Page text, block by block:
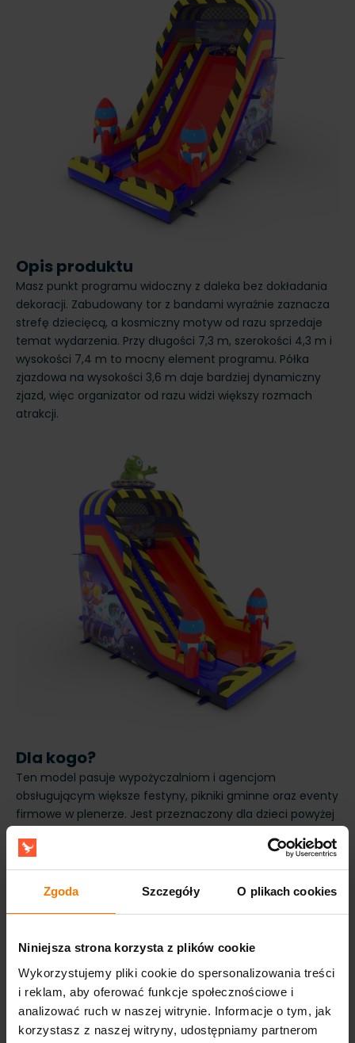
Zgoda Szczegóły O plikach cookies
Niniejsza strona korzysta z plików cookie
Wykorzystujemy pliki cookie do spersonalizowania treści
i reklam, aby oferować funkcje społecznościowe i
analizować ruch w naszej witrynie. Informacje o tym, jak
korzystasz z naszej witryny, udostępniamy partnerom
Opis produktu
Masz punkt programu widoczny z daleka bez dokładania
dekoracji. Zabudowany tor z bandami wyraźnie zaznacza
strefę dziecięcą, a kosmiczny motyw od razu sprzedaje
temat wydarzenia. Przy długości 7,3 m, szerokości 4,3 m i
wysokości 7,4 m to mocny element programu. Półka
zjazdowa na wysokości 3,6 m daje bardziej dynamiczny
zjazd, więc organizator od razu widzi większy rozmach
atrakcji.
Dla kogo?
Ten model pasuje wypożyczalniom i agencjom
obsługującym większe festyny, pikniki gminne oraz eventy
firmowe w plenerze. Jest przeznaczony dla dzieci powyżej
pełnowymiarowej zjeżdżalni z czytelnym torem zjazdu.
Zgodność z normą EN14960 ułatwia formalności przy
współpracy z samorządami i szkołami, a 3-letnia